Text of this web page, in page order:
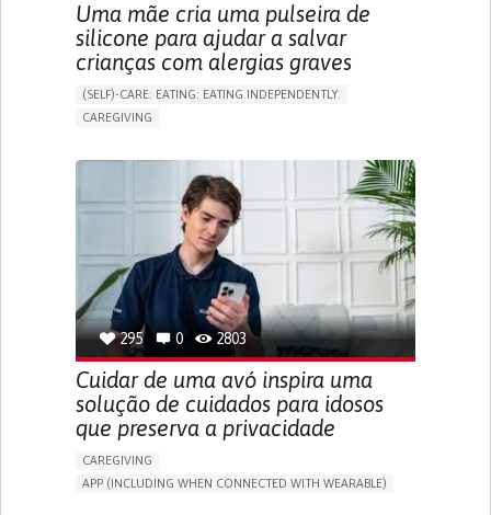
Uma mãe cria uma pulseira de
silicone para ajudar a salvar
crianças com alergias graves
(SELF)-CARE: EATING: EATING INDEPENDENTLY.
CAREGIVING
BODY-WORN SOLUTIONS (CLOTHING, ACCESSORIES,
SHOES, SENSORS...)
ALLEVIATING ALLERGIES
PREVENTING (VACCINATION, PROTECTION, FALLS,
RESEARCH/MAPPING)
CAREGIVING SUPPORT
IMMUNO-ALLERGOLOGY
SPAIN
295 0 2803
Cuidar de uma avó inspira uma
solução de cuidados para idosos
que preserva a privacidade
CAREGIVING
APP (INCLUDING WHEN CONNECTED WITH WEARABLE)